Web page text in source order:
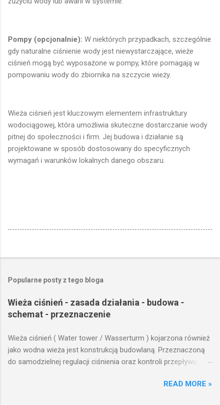
Pompy (opcjonalnie): W niektórych przypadkach, szczególnie
gdy naturalne ciśnienie wody jest niewystarczające, wieże
ciśnień mogą być wyposażone w pompy, które pomagają w
pompowaniu wody do zbiornika na szczycie wieży.
Wieża ciśnień jest kluczowym elementem infrastruktury
wodociągowej, która umożliwia skuteczne dostarczanie wody
pitnej do społeczności i firm. Jej budowa i działanie są
projektowane w sposób dostosowany do specyficznych
wymagań i warunków lokalnych danego obszaru.
Popularne posty z tego bloga
Wieża ciśnień - zasada działania - budowa -
schemat - przeznaczenie
Wieża ciśnień ( Water tower / Wasserturm ) kojarzona również
jako wodna wieża jest konstrukcją budowlaną. Przeznaczoną
do samodzielnej regulacji ciśnienia oraz kontroli przepływu
na którym została wzniesiona. Wieża ciśnień jest obiektem
READ MORE »